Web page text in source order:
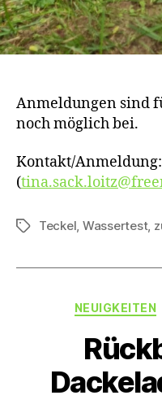
Anmeldungen sind
noch möglich bei.
Kontakt/
(
Schlagwörter
Teckel, Wassertest,
NEUIGKEITEN